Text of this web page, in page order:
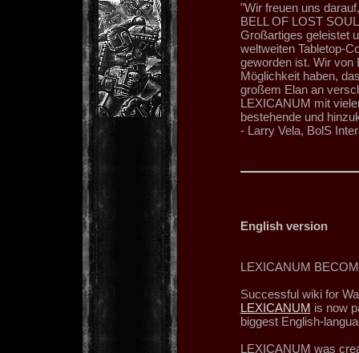
"Wir freuen uns
BELL OF LOST
Großartiges geleistet
weltweiten Tabletop-
geworden ist. Wir von
Möglichkeit haben,
großem Elan an
LEXICANUM mit
bestehende und
- Larry Vela, BolS
English version
LEXICANUM
Successful wiki for
LEXICANUM is now
biggest English-
LEXICANUM was